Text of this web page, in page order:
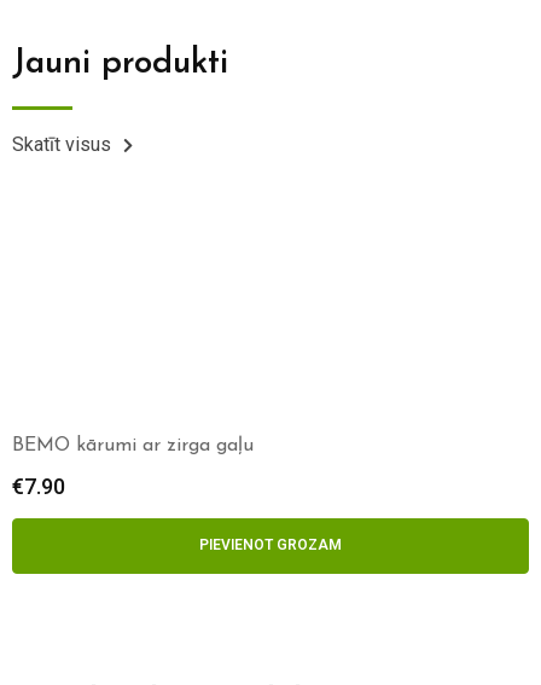
Jauni produkti
Skatīt visus
BEMO kārumi ar zirga gaļu
€7.90
PIEVIENOT GROZAM